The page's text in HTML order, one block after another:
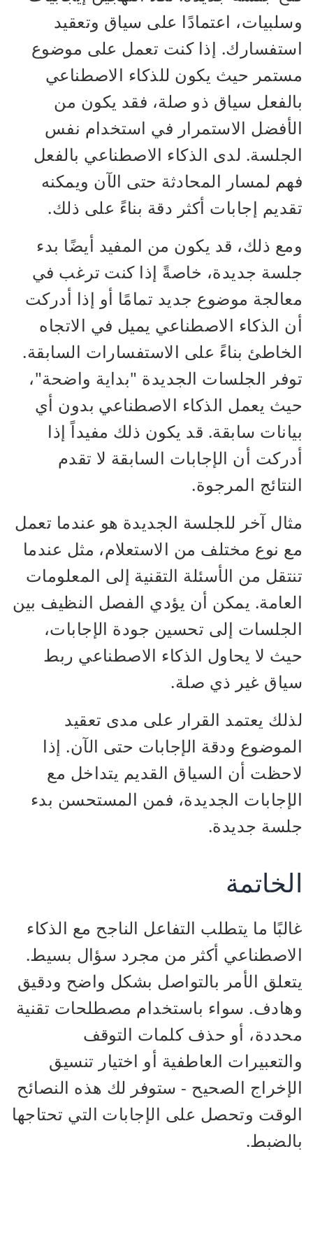
وسلبيات، اعتمادًا على سياق وتعقيد
استفسارك. إذا كنت تعمل على موضوع
مستمر حيث يكون للذكاء الاصطناعي
بالفعل سياق ذو صلة، فقد يكون من
الأفضل الاستمرار في استخدام نفس
الجلسة. لدى الذكاء الاصطناعي بالفعل
فهم لمسار المحادثة حتى الآن ويمكنه
تقديم إجابات أكثر دقة بناءً على ذلك.
ومع ذلك، قد يكون من المفيد أيضًا بدء
جلسة جديدة، خاصةً إذا كنت ترغب في
معالجة موضوع جديد تمامًا أو إذا أدركت
أن الذكاء الاصطناعي يميل في الاتجاه
الخاطئ بناءً على الاستفسارات السابقة.
توفر الجلسات الجديدة "بداية واضحة"،
حيث يعمل الذكاء الاصطناعي بدون أي
بيانات سابقة. قد يكون ذلك مفيداً إذا
أدركت أن الإجابات السابقة لا تقدم
النتائج المرجوة.
مثال آخر للجلسة الجديدة هو عندما تعمل
مع نوع مختلف من الاستعلام، مثل عندما
تنتقل من الأسئلة التقنية إلى المعلومات
العامة. يمكن أن يؤدي الفصل النظيف بين
الجلسات إلى تحسين جودة الإجابات،
حيث لا يحاول الذكاء الاصطناعي ربط
سياق غير ذي صلة.
لذلك يعتمد القرار على مدى تعقيد
الموضوع ودقة الإجابات حتى الآن. إذا
لاحظت أن السياق القديم يتداخل مع
الإجابات الجديدة، فمن المستحسن بدء
جلسة جديدة.
الخاتمة
غالبًا ما يتطلب التفاعل الناجح مع الذكاء
الاصطناعي أكثر من مجرد سؤال بسيط.
يتعلق الأمر بالتواصل بشكل واضح ودقيق
وهادف. سواء باستخدام مصطلحات تقنية
محددة، أو حذف كلمات التوقف
والتعبيرات العاطفية أو اختيار تنسيق
الإخراج الصحيح - ستوفر لك هذه النصائح
الوقت وتحصل على الإجابات التي تحتاجها
بالضبط.